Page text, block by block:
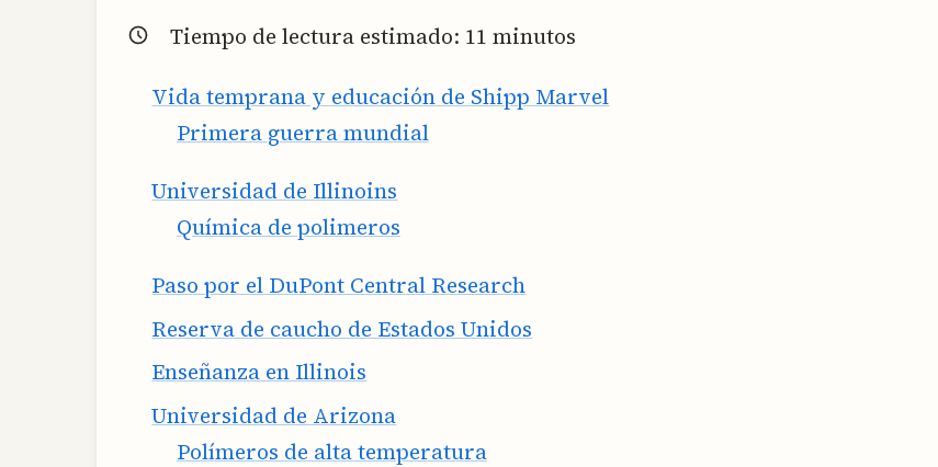
Tiempo de lectura estimado: 11 minutos
Vida temprana y educación de Shipp Marvel
Primera guerra mundial
Universidad de Illinoins
Química de polimeros
Paso por el DuPont Central Research
Reserva de caucho de Estados Unidos
Enseñanza en Illinois
Universidad de Arizona
Polímeros de alta temperatura